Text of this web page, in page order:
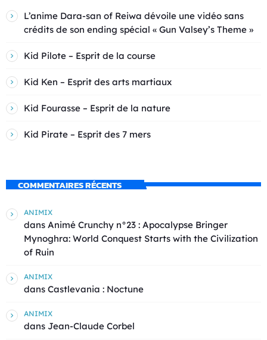
L’anime Dara-san of Reiwa dévoile une vidéo sans
crédits de son ending spécial « Gun Valsey’s Theme »
Kid Pilote – Esprit de la course
Kid Ken – Esprit des arts martiaux
Kid Fourasse – Esprit de la nature
Kid Pirate – Esprit des 7 mers
COMMENTAIRES RÉCENTS
ANIMIX
dans Animé Crunchy n°23 : Apocalypse Bringer
Mynoghra: World Conquest Starts with the Civilization
of Ruin
ANIMIX
dans Castlevania : Noctune
ANIMIX
dans Jean-Claude Corbel